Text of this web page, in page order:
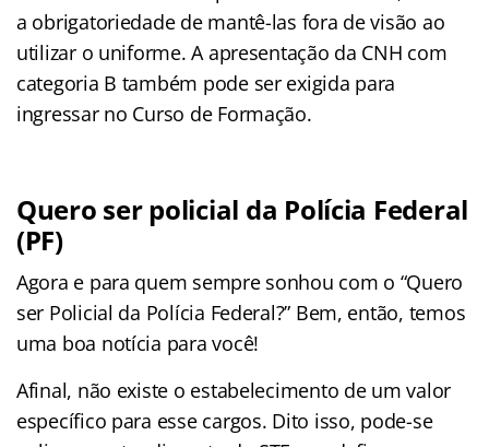
a obrigatoriedade de mantê-las fora de visão ao
utilizar o uniforme. A apresentação da CNH com
categoria B também pode ser exigida para
ingressar no Curso de Formação.
Quero ser policial da Polícia Federal
(PF)
Agora e para quem sempre sonhou com o “Quero
ser Policial da Polícia Federal?” Bem, então, temos
uma boa notícia para você!
Afinal, não existe o estabelecimento de um valor
específico para esse cargos. Dito isso, pode-se